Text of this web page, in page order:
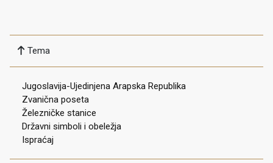
Tema
Jugoslavija-Ujedinjena Arapska Republika
Zvanična poseta
Železničke stanice
Državni simboli i obeležja
Ispraćaj